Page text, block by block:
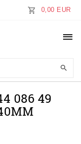
0,00 EUR
086 49